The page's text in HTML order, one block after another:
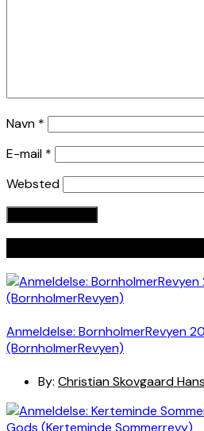
Navn *
E-mail *
Websted
Anmeldelse: BornholmerRevyen
(BornholmerRevyen)
By: Christian Skovgaard